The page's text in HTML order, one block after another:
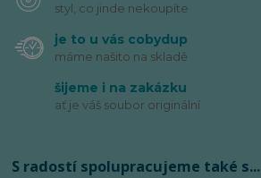
styl, co jinde nekoupíte
je to u vás cobydup
máme našito na skladě
šijeme i na zakázku
ať je váš soubor originální
S radostí spolupracujeme také s...